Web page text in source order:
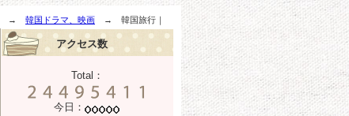
→ 韓国ドラマ、映画 → 韓国旅行｜
アクセス数
Total：
今日：